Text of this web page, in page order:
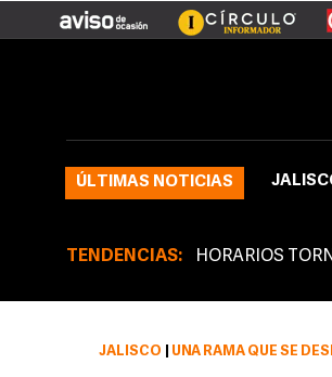
ÚLTIMAS NOTICIAS
TENDENCIAS: HORARIOS
JALISCO UNA RAMA QUE SE